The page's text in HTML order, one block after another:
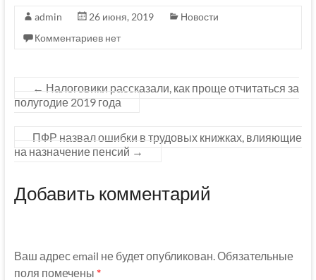
admin 26 июня, 2019
Новости
Комментариев нет
← Налоговики рассказали, как проще отчитаться за
полугодие 2019 года
ПФР назвал ошибки в трудовых книжках, влияющие
на назначение пенсий →
Добавить комментарий
Ваш адрес email не будет опубликован. Обязательные
поля помечены *